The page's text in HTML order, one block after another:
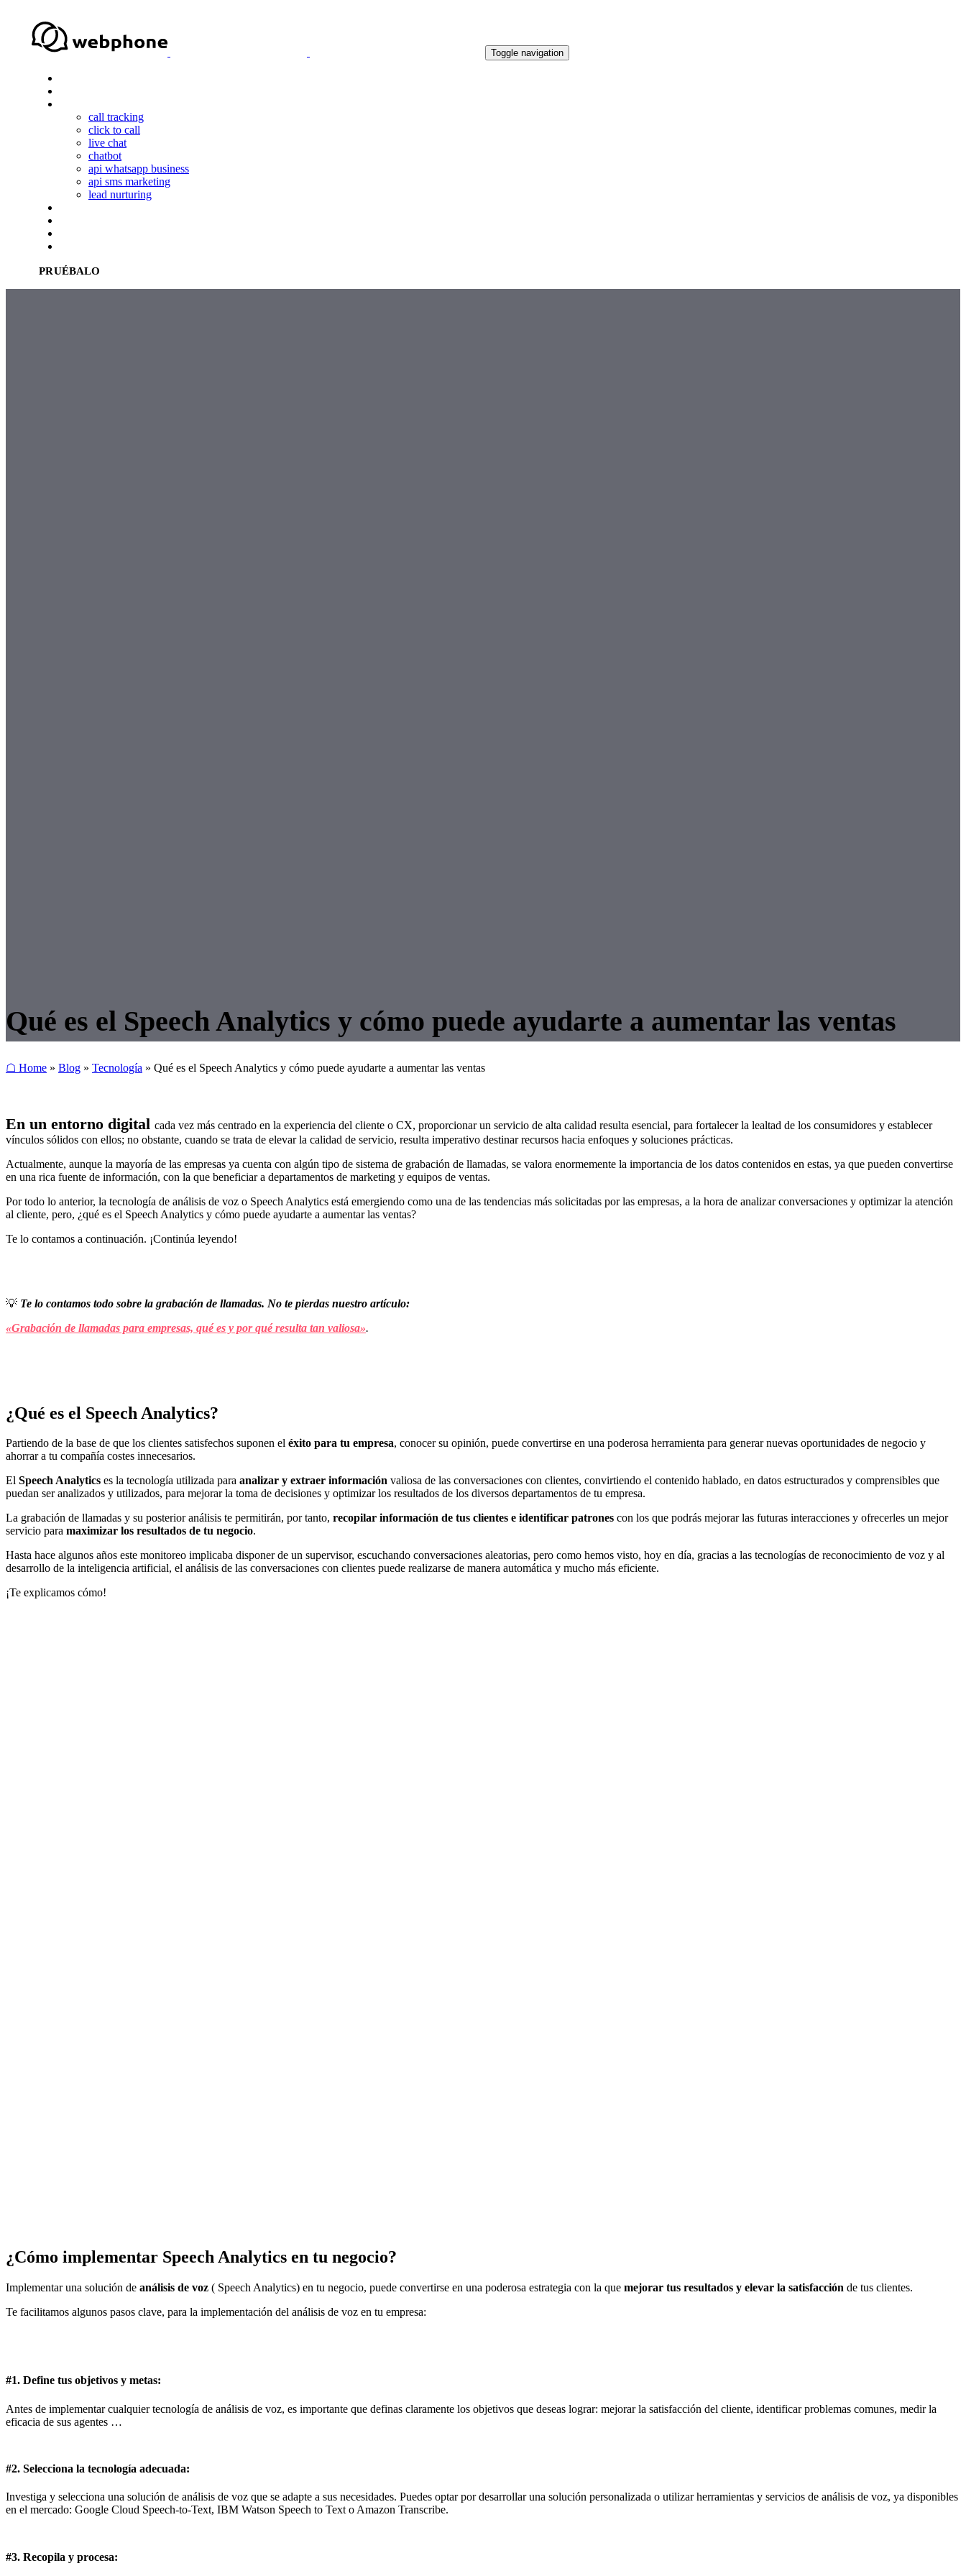
primary
navigation
Toggle navigation
call tracking
click to call
live chat
chatbot
api whatsapp business
api sms marketing
lead nurturing
PRUÉBALO
Qué es el Speech Analytics y cómo puede ayudarte a aumentar las ventas
☖ Home » Blog » Tecnología » Qué es el Speech Analytics y cómo puede ayudarte a aumentar las ventas
En un entorno digital cada vez más centrado en la experiencia del cliente o CX, proporcionar un servicio de alta calidad resulta esencial, para fortalecer la lealtad de los consumidores y establecer
vínculos sólidos con ellos; no obstante, cuando se trata de elevar la calidad de servicio, resulta imperativo destinar recursos hacia enfoques y soluciones prácticas.
Actualmente, aunque la mayoría de las empresas ya cuenta con algún tipo de sistema de grabación de llamadas, se valora enormemente la importancia de los datos contenidos en estas, ya que pueden convertirse
en una rica fuente de información, con la que beneficiar a departamentos de marketing y equipos de ventas.
Por todo lo anterior, la tecnología de análisis de voz o Speech Analytics está emergiendo como una de las tendencias más solicitadas por las empresas, a la hora de analizar conversaciones y optimizar la atención
al cliente, pero, ¿qué es el Speech Analytics y cómo puede ayudarte a aumentar las ventas?
Te lo contamos a continuación. ¡Continúa leyendo!
💡 Te lo contamos todo sobre la grabación de llamadas. No te pierdas nuestro artículo:
«Grabación de llamadas para empresas, qué es y por qué resulta tan valiosa».
¿Qué es el Speech Analytics?
Partiendo de la base de que los clientes satisfechos suponen el éxito para tu empresa, conocer su opinión, puede convertirse en una poderosa herramienta para generar nuevas oportunidades de negocio y
ahorrar a tu compañía costes innecesarios.
El Speech Analytics es la tecnología utilizada para analizar y extraer información valiosa de las conversaciones con clientes, convirtiendo el contenido hablado, en datos estructurados y comprensibles que
puedan ser analizados y utilizados, para mejorar la toma de decisiones y optimizar los resultados de los diversos departamentos de tu empresa.
La grabación de llamadas y su posterior análisis te permitirán, por tanto, recopilar información de tus clientes e identificar patrones con los que podrás mejorar las futuras interacciones y ofrecerles un mejor
servicio para maximizar los resultados de tu negocio.
Hasta hace algunos años este monitoreo implicaba disponer de un supervisor, escuchando conversaciones aleatorias, pero como hemos visto, hoy en día, gracias a las tecnologías de reconocimiento de voz y al
desarrollo de la inteligencia artificial, el análisis de las conversaciones con clientes puede realizarse de manera automática y mucho más eficiente.
¡Te explicamos cómo!
¿Cómo implementar Speech Analytics en tu negocio?
Implementar una solución de análisis de voz ( Speech Analytics) en tu negocio, puede convertirse en una poderosa estrategia con la que mejorar tus resultados y elevar la satisfacción de tus clientes.
Te facilitamos algunos pasos clave, para la implementación del análisis de voz en tu empresa:
#1. Define tus objetivos y metas:
Antes de implementar cualquier tecnología de análisis de voz, es importante que definas claramente los objetivos que deseas lograr: mejorar la satisfacción del cliente, identificar problemas comunes, medir la
eficacia de sus agentes …
#2. Selecciona la tecnología adecuada:
Investiga y selecciona una solución de análisis de voz que se adapte a sus necesidades. Puedes optar por desarrollar una solución personalizada o utilizar herramientas y servicios de análisis de voz, ya disponibles
en el mercado: Google Cloud Speech-to-Text, IBM Watson Speech to Text o Amazon Transcribe.
#3. Recopila y procesa: